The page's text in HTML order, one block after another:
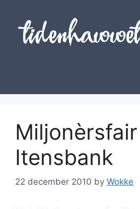
content
Itensbank
22 december 2010 by Wokke